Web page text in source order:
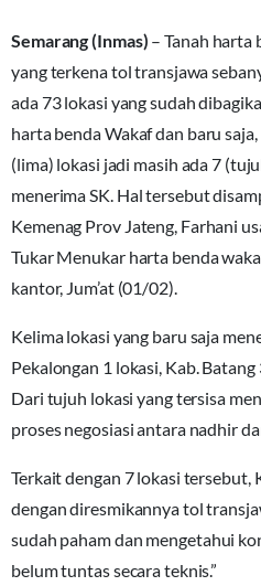
Semarang (Inmas) – Tanah harta
yang terkena tol transjawa
ada 73 lokasi yang sudah
harta benda Wakaf dan baru
(lima) lokasi jadi masih ada 7
menerima SK. Hal tersebut
Kemenag Prov Jateng, Farhani
Tukar Menukar harta benda
kantor, Jum’at (01/02).
Kelima lokasi yang baru saja
Pekalongan 1 lokasi, Kab.
Dari tujuh lokasi yang tersisa
proses negosiasi antara nadhir
Terkait dengan 7 lokasi tersebut,
dengan diresmikannya tol
sudah paham dan mengetahui
belum tuntas secara teknis.”